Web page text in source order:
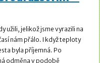
užili, jelikož jsme vyrazili na
nám přálo. I když teploty
byla příjemná. Po
odměna v podobě